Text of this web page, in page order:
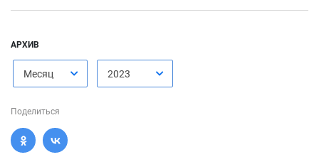
АРХИВ
Месяц 2023
Поделиться